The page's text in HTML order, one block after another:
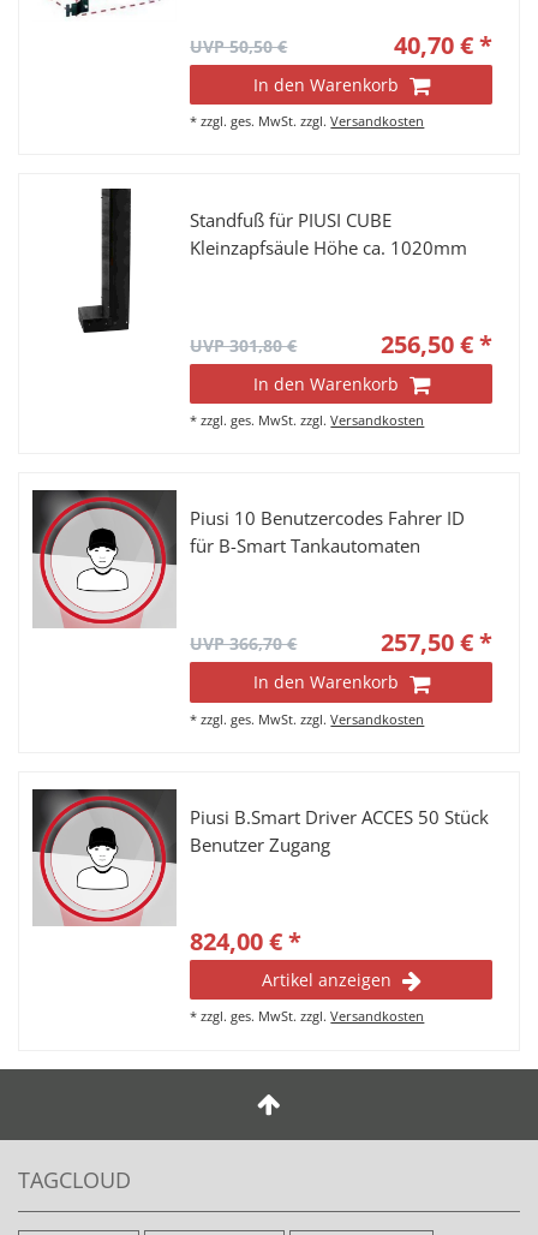
UVP 50,50 € 40,70 € *
In den Warenkorb
*zzgl. ges. MwSt. zzgl.Versandkosten
Standfuß für PIUSI CUBE
Kleinzapfsäule Höhe ca. 1020mm
UVP 301,80 € 256,50 € *
In den Warenkorb
*zzgl. ges. MwSt. zzgl.Versandkosten
Piusi 10 Benutzercodes Fahrer ID
für B-Smart Tankautomaten
UVP 366,70 € 257,50 € *
In den Warenkorb
*zzgl. ges. MwSt. zzgl.Versandkosten
Piusi B.Smart Driver ACCES 50 Stück
Benutzer Zugang
824,00 € *
Artikel anzeigen
*zzgl. ges. MwSt. zzgl.Versandkosten
TAGCLOUD